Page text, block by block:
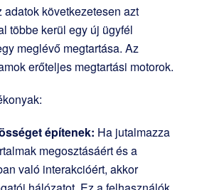
adatok következetesen azt
többe kerül egy új ügyfél
meglévő megtartása. Az
erőteljes megtartási motorok.
építenek: Ha jutalmazza
megosztásáért és a
való interakcióért, akkor